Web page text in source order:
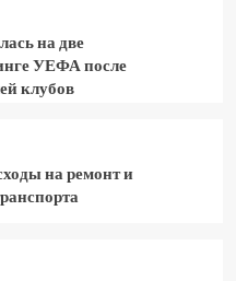
на две
УЕФА после
клубов
на ремонт и